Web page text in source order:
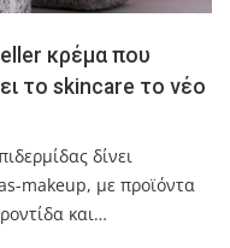
κρέμα που
το skincare το νέο
δίνει
makeup, με προϊόντα
και…